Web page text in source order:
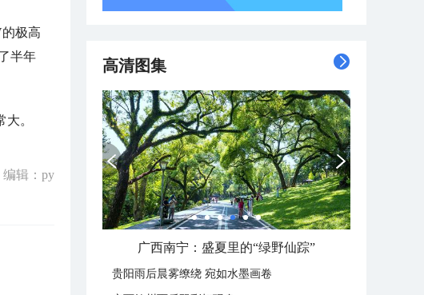
极高
半年
。
编辑：py
高清图集
广西南宁：盛夏里的“绿野仙踪”
贵阳雨后晨雾缭绕 宛如水墨画卷